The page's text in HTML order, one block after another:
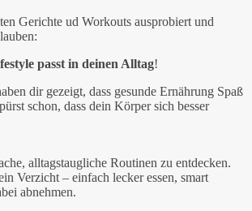
Gerichte ud Workouts ausprobiert und
passt in deinen Alltag!
dir gezeigt, dass gesunde Ernährung Spaß
schon, dass dein Körper sich besser
alltagstaugliche Routinen zu entdecken.
Verzicht – einfach lecker essen, smart
abnehmen.